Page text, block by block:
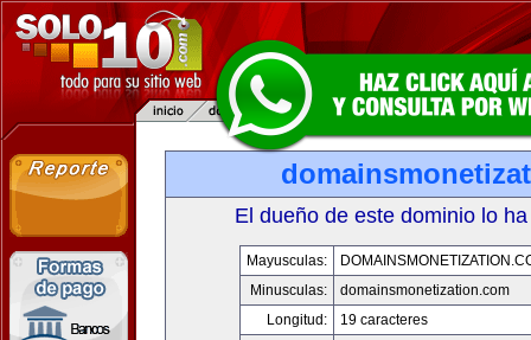
El dueño de este dominio lo
Mayusculas:
Minusculas:
domainsmonetization.com
Longitud:
19 caracteres